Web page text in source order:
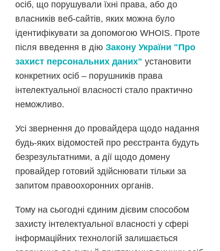
осіб, що порушували їхні права, або до
власників веб-сайтів, яких можна було
ідентифікувати за допомогою WHOIS. Проте
після введення в діюЗакону України "Про
захист персональних даних" установити
конкретних осіб – порушників права
інтелектуальної власності стало практично
неможливо.
Усі звернення до провайдера щодо надання
будь-яких відомостей про реєстранта будуть
безрезультатними, а дії щодо домену
провайдер готовий здійснювати тільки за
запитом правоохоронних органів.
Тому на сьогодні єдиним дієвим способом
захисту інтелектуальної власності у сфері
інформаційних технологій залишається